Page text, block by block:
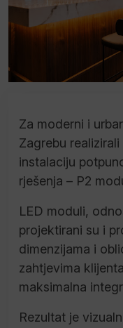
Za moderni i
Zagrebu
instalaciju
rješenja – P2
LED moduli,
projektirani su i
dimenzijama i
zahtjevima
maksimalna
Rezultat je